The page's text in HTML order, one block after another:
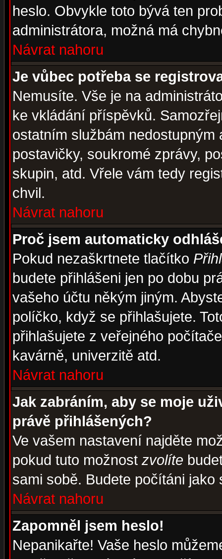
heslo. Obvykle toto bývá ten
administrátora, možná má
Návrat nahoru
Je vůbec potřeba se
Nemusíte. Vše je na
ke vkládání příspěvků.
ostatním službám
postavičky, soukromé zprávy,
skupin, atd. Vřele vám tedy
chvil.
Návrat nahoru
Proč jsem automaticky
Pokud nezaškrtnete tlačítko
budete přihlášeni jen po dobu
vašeho účtu někým jiným.
políčko, když se přihlašujete.
přihlašujete z veřejného
kavárně, univerzitě atd.
Návrat nahoru
Jak zabráním, aby se moje
právě přihlášených?
Ve vašem nastavení najděte
pokud tuto možnost zvolíte
sami sobě. Budete počítáni jako
Návrat nahoru
Zapomněl jsem heslo!
Nepanikařte! Vaše heslo